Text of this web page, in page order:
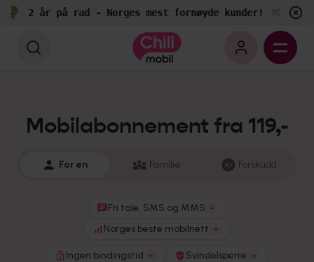
2 år på rad - Norges mest fornøyde kunder! Målt av
Mobilabonnement fra 119,-
For en Familie Forskudd
Fri tale, SMS og MMS
Norges beste mobilnett
Ingen bindingstid
Svindelsperre